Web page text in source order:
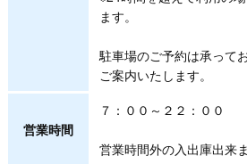
ます。
駐車場のご予約は承って
ご案内いたします。
営業時間
７：００～２２：００
営業時間外の入出庫出来ま